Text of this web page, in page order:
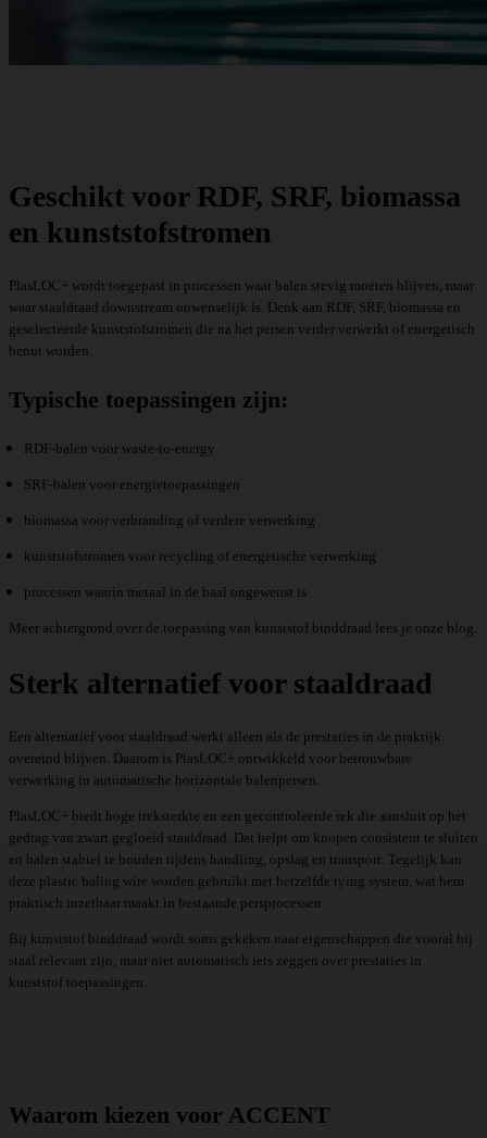
Geschikt voor RDF, SRF, biomassa
en kunststofstromen
PlasLOC+ wordt toegepast in processen waar balen stevig moeten blijven, maar
waar staaldraad downstream onwenselijk is. Denk aan RDF, SRF, biomassa en
geselecteerde kunststofstromen die na het persen verder verwerkt of energetisch
benut worden.
Typische toepassingen zijn:
RDF-balen voor waste-to-energy
SRF-balen voor energietoepassingen
biomassa voor verbranding of verdere verwerking
kunststofstromen voor recycling of energetische verwerking
processen waarin metaal in de baal ongewenst is
Meer achtergrond over de toepassing van kunststof binddraad lees je onze blog.
Sterk alternatief voor staaldraad
Een alternatief voor staaldraad werkt alleen als de prestaties in de praktijk
overeind blijven. Daarom is PlasLOC+ ontwikkeld voor betrouwbare
verwerking in automatische horizontale balenpersen.
PlasLOC+ biedt hoge treksterkte en een gecontroleerde rek die aansluit op het
gedrag van zwart gegloeid staaldraad. Dat helpt om knopen consistent te sluiten
en balen stabiel te houden tijdens handling, opslag en transport. Tegelijk kan
deze plastic baling wire worden gebruikt met hetzelfde tying system, wat hem
praktisch inzetbaar maakt in bestaande persprocessen.
Bij kunststof binddraad wordt soms gekeken naar eigenschappen die vooral bij
staal relevant zijn, maar niet automatisch iets zeggen over prestaties in
kunststof toepassingen.
Waarom kiezen voor ACCENT